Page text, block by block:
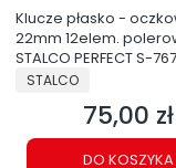
Klucze płasko -
22mm 12elem.
STALCO PERFECT S-
PRODUCENT
STALCO
Cena
75,00 zł
DO KOSZYKA